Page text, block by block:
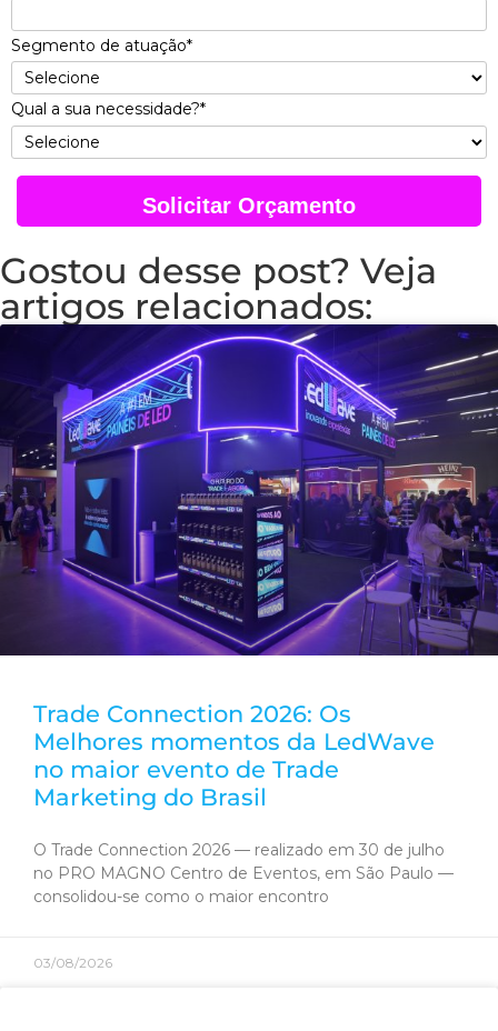
Segmento de atuação*
Qual a sua necessidade?*
Solicitar Orçamento
Gostou desse post? Veja
artigos relacionados:
Trade Connection 2026: Os
Melhores momentos da LedWave
no maior evento de Trade
Marketing do Brasil
O Trade Connection 2026 — realizado em 30 de julho
no PRO MAGNO Centro de Eventos, em São Paulo —
consolidou-se como o maior encontro
03/08/2026